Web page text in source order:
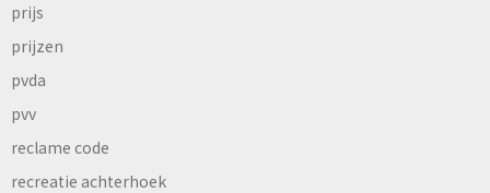
prijs
prijzen
pvda
pvv
reclame code
recreatie achterhoek